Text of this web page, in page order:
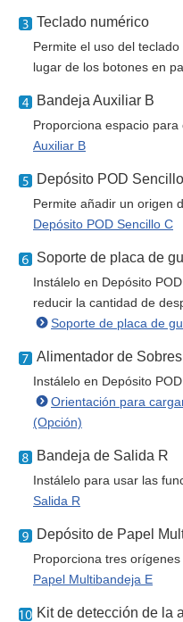
Teclado numérico
Permite el uso del
lugar de los botones en
Bandeja Auxiliar B
Proporciona espacio para
Auxiliar B
Depósito POD
Permite añadir un origen
Depósito POD Sencillo C
Soporte de placa de
Instálelo en Depósito
reducir la cantidad de
Soporte de placa de
Alimentador de
Instálelo en Depósito
Orientación para
(Opción)
Bandeja de Salida R
Instálelo para usar las
Salida R
Depósito de Papel
Proporciona tres
Papel Multibandeja E
Kit de detección de la